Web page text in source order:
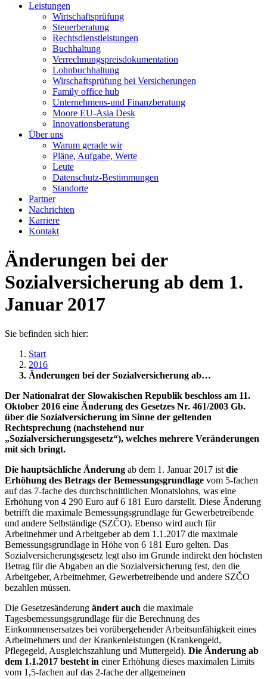
Leistungen
Wirtschaftsprüfung
Steuerberatung
Rechtsdienstleistungen
Buchhaltung
Verrechnungspreisdokumentation
Lohnbuchhaltung
Wirschaftsprüfung bei Versicherungen
Family office hub
Unternehmens-und Finanzberatung
Moore EU-Asia Desk
Innovationsberatung
Über uns
Warum gerade wir
Pläne, Aufgabe, Werte
Leute
Datenschutz-Bestimmungen
Standorte
Partner
Nachrichten
Karriere
Kontakt
Änderungen bei der
Sozialversicherung ab dem 1.
Januar 2017
Sie befinden sich hier:
Start
2016
Änderungen bei der Sozialversicherung ab…
Der Nationalrat der Slowakischen Republik beschloss am 11.
Oktober 2016 eine Änderung des Gesetzes Nr. 461/2003 Gb.
über die Sozialversicherung im Sinne der geltenden
Rechtsprechung (nachstehend nur
„Sozialversicherungsgesetz“), welches mehrere Veränderungen
mit sich bringt.
Die hauptsächliche Änderung ab dem 1. Januar 2017 ist die
Erhöhung des Betrags der Bemessungsgrundlage vom 5-fachen
auf das 7-fache des durchschnittlichen Monatslohns, was eine
Erhöhung von 4 290 Euro auf 6 181 Euro darstellt. Diese Änderung
betrifft die maximale Bemessungsgrundlage für Gewerbetreibende
und andere Selbständige (SZČO). Ebenso wird auch für
Arbeitnehmer und Arbeitgeber ab dem 1.1.2017 die maximale
Bemessungsgrundlage in Höhe von 6 181 Euro gelten. Das
Sozialversicherungsgesetz legt also im Grunde indirekt den höchsten
Betrag für die Abgaben an die Sozialversicherung fest, den die
Arbeitgeber, Arbeitnehmer, Gewerbetreibende und andere SZČO
bezahlen müssen.
Die Gesetzesänderung ändert auch die maximale
Tagesbemessungsgrundlage für die Berechnung des
Einkommensersatzes bei vorübergehender Arbeitsunfähigkeit eines
Arbeitnehmers und der Krankenleistungen (Krankengeld,
Pflegegeld, Ausgleichszahlung und Muttergeld). Die Änderung ab
dem 1.1.2017 besteht in einer Erhöhung dieses maximalen Limits
vom 1,5-fachen auf das 2-fache der allgemeinen